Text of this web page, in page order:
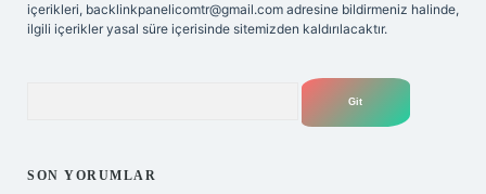
içerikleri, backlinkpanelicomtr@gmail.com adresine bildirmeniz halinde,
ilgili içerikler yasal süre içerisinde sitemizden kaldırılacaktır.
SON YORUMLAR